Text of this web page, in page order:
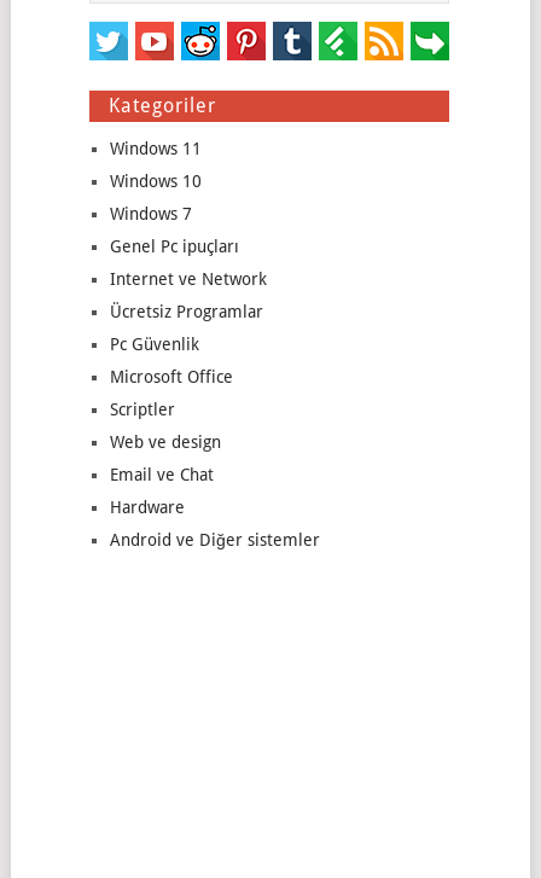
Kategoriler
Windows 11
Windows 10
Windows 7
Genel Pc ipuçları
Internet ve Network
Ücretsiz Programlar
Pc Güvenlik
Microsoft Office
Scriptler
Web ve design
Email ve Chat
Hardware
Android ve Diğer sistemler